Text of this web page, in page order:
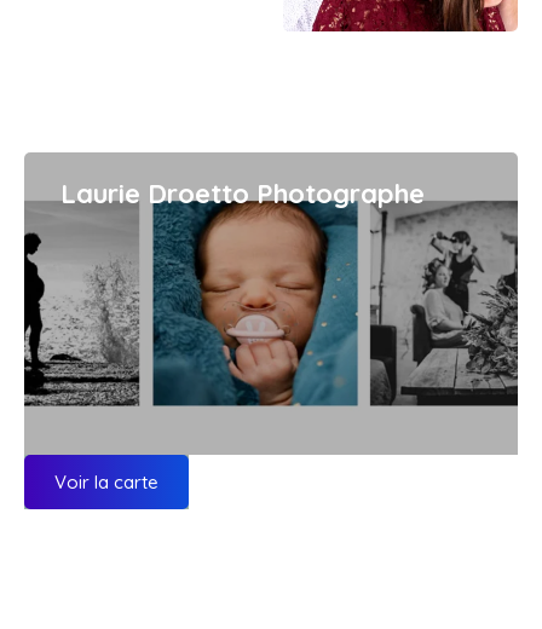
Laurie Droetto Photographe
Voir la carte